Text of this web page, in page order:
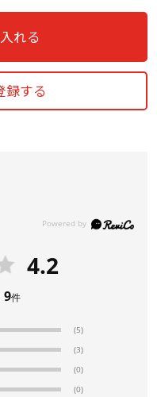
れる
録する
4.2
9件
(5)
(3)
(0)
(0)